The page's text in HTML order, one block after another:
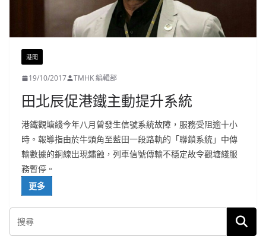
港聞
19/10/2017 TMHK 編輯部
田北辰促港鐵主動提升系統
港鐵觀塘綫今年八月曾發生信號系統故障，服務受阻逾十小
時。報導指由於牛頭角至藍田一段路軌的「聯鎖系統」中傳
輸數據的銅線出現鏽蝕，列車信號傳輸不穩定故令觀塘綫服
務暫停。
更多